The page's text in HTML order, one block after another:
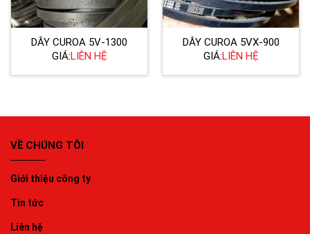
DÂY CUROA 5V-1300
GIÁ:LIÊN HỆ
DÂY CUROA 5VX-900
GIÁ:LIÊN HỆ
VỀ CHÚNG TÔI
Giới thiệu công ty
Tin tức
Liên hệ